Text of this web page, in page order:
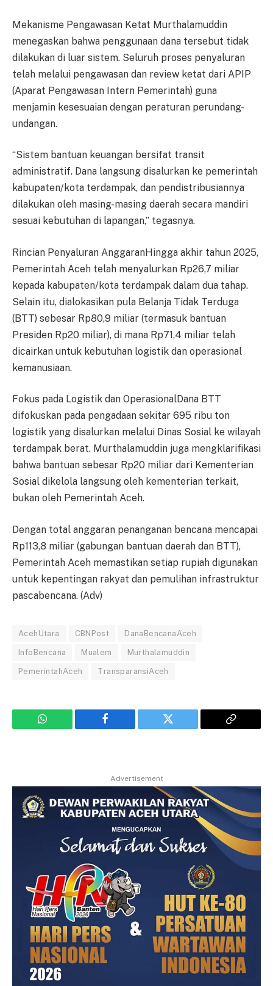
Mekanisme Pengawasan Ketat Murthalamuddin
menegaskan bahwa penggunaan dana tersebut tidak
dilakukan di luar sistem. Seluruh proses penyaluran
telah melalui pengawasan dan review ketat dari APIP
(Aparat Pengawasan Intern Pemerintah) guna
menjamin kesesuaian dengan peraturan perundang-
undangan.
“Sistem bantuan keuangan bersifat transit
administratif. Dana langsung disalurkan ke pemerintah
kabupaten/kota terdampak, dan pendistribusiannya
dilakukan oleh masing-masing daerah secara mandiri
sesuai kebutuhan di lapangan,” tegasnya.
Rincian Penyaluran AnggaranHingga akhir tahun 2025,
Pemerintah Aceh telah menyalurkan Rp26,7 miliar
kepada kabupaten/kota terdampak dalam dua tahap.
Selain itu, dialokasikan pula Belanja Tidak Terduga
(BTT) sebesar Rp80,9 miliar (termasuk bantuan
Presiden Rp20 miliar), di mana Rp71,4 miliar telah
dicairkan untuk kebutuhan logistik dan operasional
kemanusiaan.
Fokus pada Logistik dan OperasionalDana BTT
difokuskan pada pengadaan sekitar 695 ribu ton
logistik yang disalurkan melalui Dinas Sosial ke wilayah
terdampak berat. Murthalamuddin juga mengklarifikasi
bahwa bantuan sebesar Rp20 miliar dari Kementerian
Sosial dikelola langsung oleh kementerian terkait,
bukan oleh Pemerintah Aceh.
Dengan total anggaran penanganan bencana mencapai
Rp113,8 miliar (gabungan bantuan daerah dan BTT),
Pemerintah Aceh memastikan setiap rupiah digunakan
untuk kepentingan rakyat dan pemulihan infrastruktur
pascabencana. (Adv)
AcehUtara CBNPost DanaBencanaAceh
InfoBencana Mualem Murthalamuddin
PemerintahAceh TransparansiAceh
WhatsApp Facebook Twitter
Copy
Advertisement